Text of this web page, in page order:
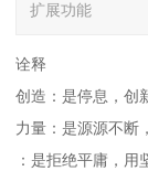
扩展功能
诠释
创造：是停息，创
力量：是源源不断
：是拒绝平庸，用